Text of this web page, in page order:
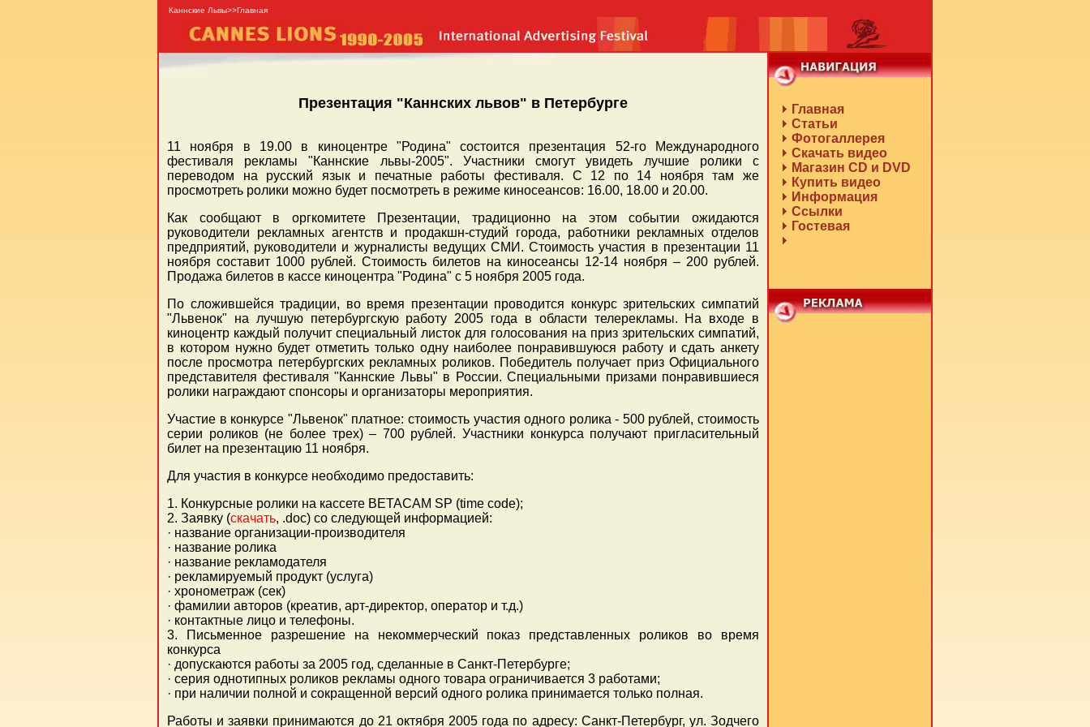
Каннские Львы>>Главная
Презентация "Каннских львов" в Петербурге
11 ноября в 19.00 в киноцентре "Родина" состоится презентация 52-го Международного
фестиваля рекламы "Каннские львы-2005". Участники смогут увидеть лучшие ролики с
переводом на русский язык и печатные работы фестиваля. С 12 по 14 ноября там же
просмотреть ролики можно будет посмотреть в режиме киносеансов: 16.00, 18.00 и 20.00.
Как сообщают в оргкомитете Презентации, традиционно на этом событии ожидаются
руководители рекламных агентств и продакшн-студий города, работники рекламных отделов
предприятий, руководители и журналисты ведущих СМИ. Стоимость участия в презентации 11
ноября составит 1000 рублей. Стоимость билетов на киносеансы 12-14 ноября – 200 рублей.
Продажа билетов в кассе киноцентра "Родина" с 5 ноября 2005 года.
По сложившейся традиции, во время презентации проводится конкурс зрительских симпатий
"Львенок" на лучшую петербургскую работу 2005 года в области телерекламы. На входе в
киноцентр каждый получит специальный листок для голосования на приз зрительских симпатий,
в котором нужно будет отметить только одну наиболее понравившуюся работу и сдать анкету
после просмотра петербургских рекламных роликов. Победитель получает приз Официального
представителя фестиваля "Каннские Львы" в России. Специальными призами понравившиеся
ролики награждают спонсоры и организаторы мероприятия.
Участие в конкурсе "Львенок" платное: стоимость участия одного ролика - 500 рублей, стоимость
серии роликов (не более трех) – 700 рублей. Участники конкурса получают пригласительный
билет на презентацию 11 ноября.
Для участия в конкурсе необходимо предоставить:
1. Конкурсные ролики на кассете BETACAM SP (time code);
2. Заявку (скачать, .doc) со следующей информацией:
· название организации-производителя
· название ролика
· название рекламодателя
· рекламируемый продукт (услуга)
· хронометраж (сек)
· фамилии авторов (креатив, арт-директор, оператор и т.д.)
· контактные лицо и телефоны.
3. Письменное разрешение на некоммерческий показ представленных роликов во время
конкурса
· допускаются работы за 2005 год, сделанные в Санкт-Петербурге;
· серия однотипных роликов рекламы одного товара ограничивается 3 работами;
· при наличии полной и сокращенной версий одного ролика принимается только полная.
Работы и заявки принимаются до 21 октября 2005 года по адресу: Санкт-Петербург, ул. Зодчего
Главная
Статьи
Фотогаллерея
Скачать видео
Магазин CD и DVD
Купить видео
Информация
Ссылки
Гостевая